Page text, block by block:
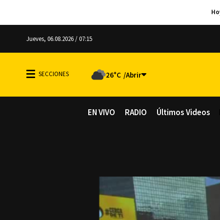
Jueves, 06.08.2026 / 07:15
26°C
EN VIVO RADIO Últimos Videos